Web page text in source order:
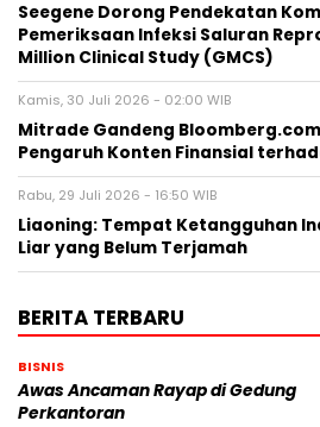
Seegene Dorong Pendekatan
Pemeriksaan Infeksi Saluran
Million Clinical Study (GMCS)
Kamis, 30 Juli 2026 - 02:00 WIB
Mitrade Gandeng
Pengaruh Konten Finansial
Rabu, 29 Juli 2026 - 16:50 WIB
Liaoning: Tempat Ketangguhan
Liar yang Belum Terjamah
BERITA TERBARU
BISNIS
Awas Ancaman Rayap di Gedung
Perkantoran